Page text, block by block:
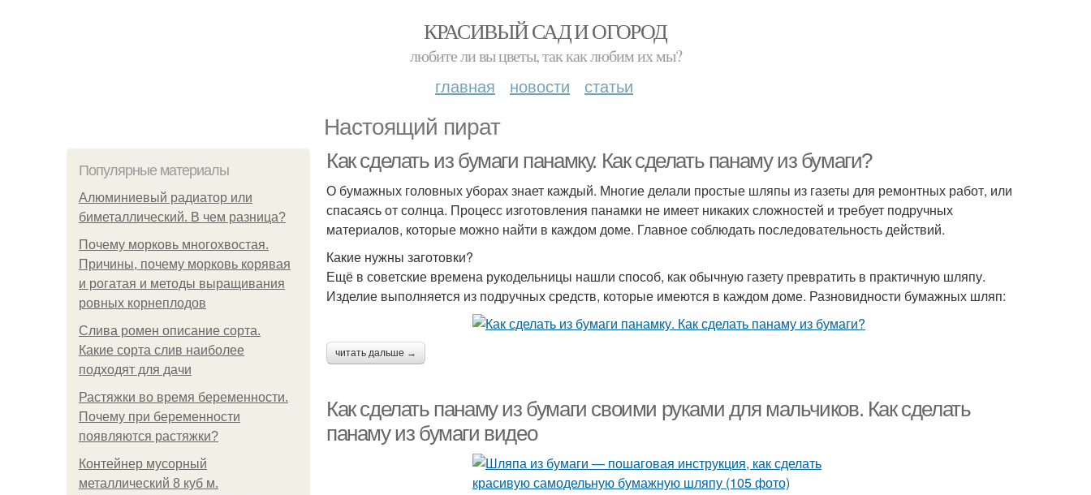
КРАСИВЫЙ САД И ОГОРОД
любите ли вы цветы, так как любим их мы?
главная новости статьи
Настоящий пират
Популярные материалы
Алюминиевый радиатор или
биметаллический. В чем разница?
Почему морковь многохвостая.
Причины, почему морковь корявая
и рогатая и методы выращивания
ровных корнеплодов
Слива ромен описание сорта.
Какие сорта слив наиболее
подходят для дачи
Растяжки во время беременности.
Почему при беременности
появляются растяжки?
Контейнер мусорный
металлический 8 куб м.
Как сделать из бумаги панамку. Как сделать панаму из бумаги?
О бумажных головных уборах знает каждый. Многие делали простые шляпы из газеты для ремонтных работ, или
спасаясь от солнца. Процесс изготовления панамки не имеет никаких сложностей и требует подручных
материалов, которые можно найти в каждом доме. Главное соблюдать последовательность действий.
Какие нужны заготовки?
Ещё в советские времена рукодельницы нашли способ, как обычную газету превратить в практичную шляпу.
Изделие выполняется из подручных средств, которые имеются в каждом доме. Разновидности бумажных шляп:
читать дальше →
Как сделать панаму из бумаги своими руками для мальчиков. Как сделать
панаму из бумаги видео